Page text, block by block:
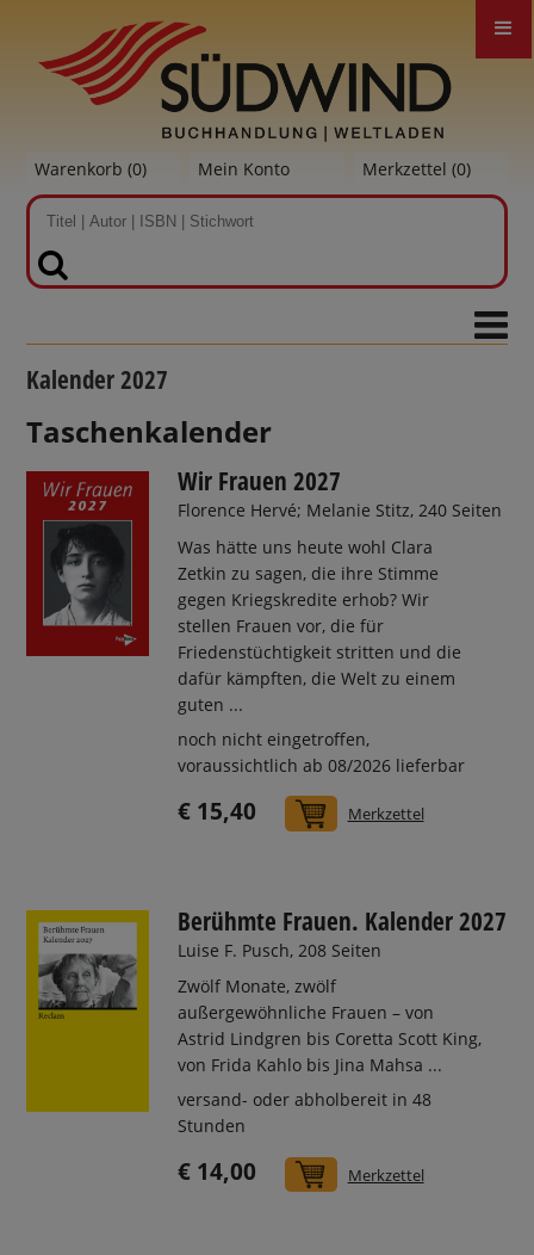
Warenkorb (0) Mein Konto Merkzettel (0)
Kalender 2027
Taschenkalender
Wir Frauen 2027
Florence Hervé; Melanie Stitz, 240 Seiten
Was hätte uns heute wohl Clara
Zetkin zu sagen, die ihre Stimme
gegen Kriegskredite erhob? Wir
stellen Frauen vor, die für
Friedenstüchtigkeit stritten und die
dafür kämpften, die Welt zu einem
guten ...
noch nicht eingetroffen,
voraussichtlich ab 08/2026 lieferbar
€ 15,40 In den Warenkorb
Merkzettel
Berühmte Frauen. Kalender 2027
Luise F. Pusch, 208 Seiten
Zwölf Monate, zwölf
außergewöhnliche Frauen – von
Astrid Lindgren bis Coretta Scott King,
von Frida Kahlo bis Jina Mahsa ...
versand- oder abholbereit in 48
Stunden
€ 14,00 In den Warenkorb
Merkzettel